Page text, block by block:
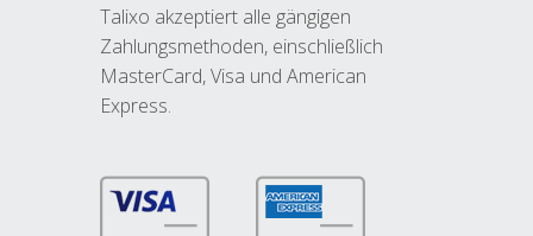
Talixo akzeptiert alle gängigen
Zahlungsmethoden, einschließlich
MasterCard, Visa und American
Express.